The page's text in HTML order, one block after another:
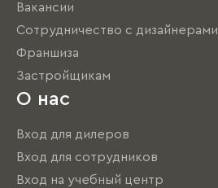
Вакансии
Сотрудничество с дизайнерами
Франшиза
Застройщикам
О нас
Вход для дилеров
Вход для сотрудников
Вход на учебный центр